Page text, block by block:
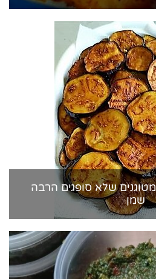
שלא סופגים הרבה
שמן